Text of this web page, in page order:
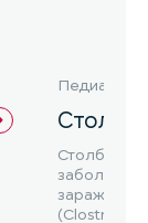
Педиатрия
Столбняк